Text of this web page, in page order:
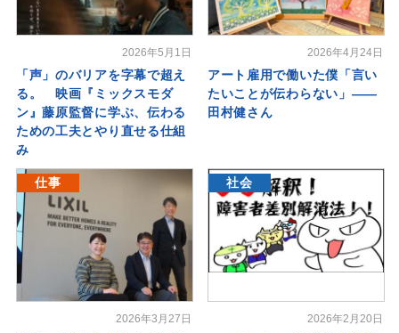
2026年5月1日
「声」のバリアを字幕で超え
る。 映画『ミックスモダ
ン』藤原監督に学ぶ、伝わる
ための工夫とやり直せる仕組
み
2026年4月24日
アート雇用で働いた僕「言い
たいことが伝わらない」――
田村健さん
仕事
2026年3月27日
社会
2026年2月20日